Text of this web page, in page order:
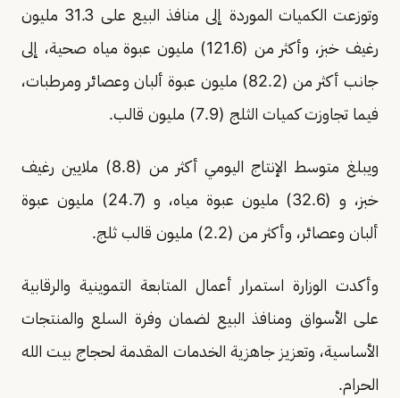
وتوزعت الكميات الموردة إلى منافذ البيع على 31.3 مليون
رغيف خبز، وأكثر من (121.6) مليون عبوة مياه صحية، إلى
جانب أكثر من (82.2) مليون عبوة ألبان وعصائر ومرطبات،
فيما تجاوزت كميات الثلج (7.9) مليون قالب.
ويبلغ متوسط الإنتاج اليومي أكثر من (8.8) ملايين رغيف
خبز، و (32.6) مليون عبوة مياه، و (24.7) مليون عبوة
ألبان وعصائر، وأكثر من (2.2) مليون قالب ثلج.
وأكدت الوزارة استمرار أعمال المتابعة التموينية والرقابية
على الأسواق ومنافذ البيع لضمان وفرة السلع والمنتجات
الأساسية، وتعزيز جاهزية الخدمات المقدمة لحجاج بيت الله
الحرام.